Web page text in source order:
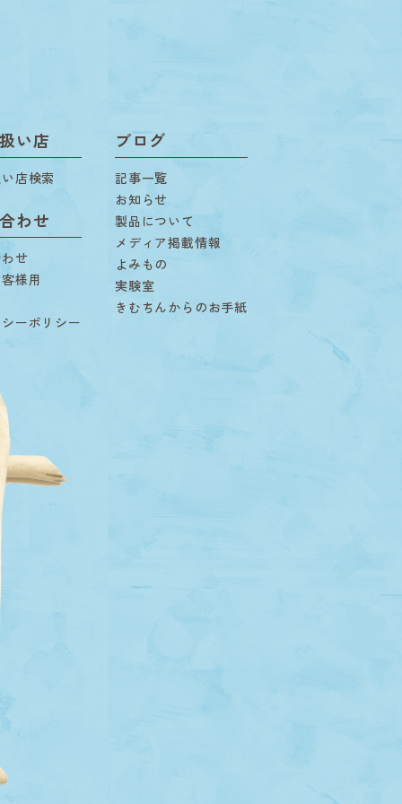
い店
店検索
わせ
せ
様用
ーポリシー
ブログ
記事一覧
お知らせ
製品について
メディア掲載情報
よみもの
実験室
きむちんからのお手紙